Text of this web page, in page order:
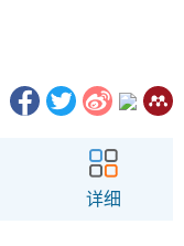
详细